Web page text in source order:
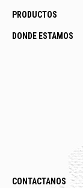
PRODUCTOS
DONDE ESTAMOS
CONTACTANOS